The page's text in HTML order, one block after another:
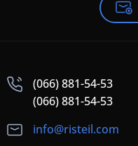
(066) 881-54-53
(066) 881-54-53
info@risteil.com